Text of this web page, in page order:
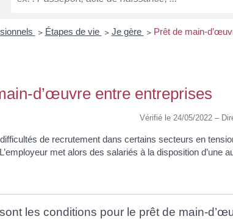
> Étapes de vie > Je gère > Prêt de main-
d’œuvre entre entreprises
Vérifié le 24/05/2022 –
de recrutement dans certains secteurs en
met alors des salariés à la disposition d’une
les conditions pour le prêt de main-